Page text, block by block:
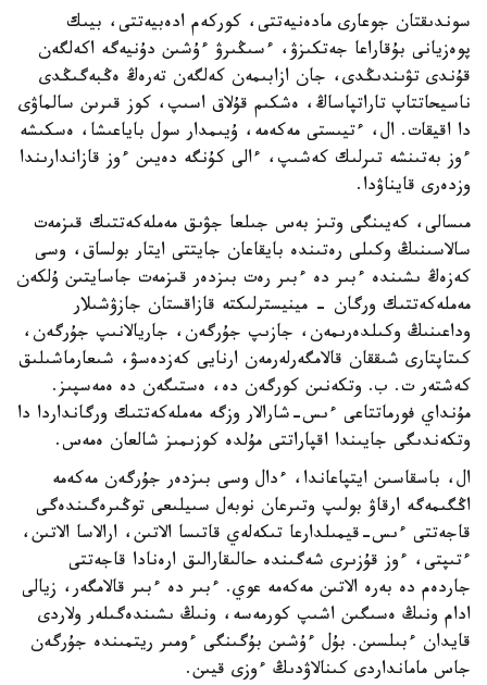
سوندىقتان جوعارى مادەنيەتتى، كوركەم ادەبيەتتى، بيىك
پوەزيانى بۇقاراعا جەتكىزۋ، ءسىڭىرۋ ءۇشىن دۇنيەگە اكەلگەن
قۇندى تۋىندىڭدى، جان ازابىمەن كەلگەن تەرەڭ ەڭبەگىڭدى
ناسيحاتتاپ تاراتپاساڭ، ەشكىم قۇلاق اسىپ، كوز قىرىن سالماۋى
دا اقيقات. ال، ءتيىستى مەكەمە، ۇيىمدار سول باياعىشا، ەسكىشە
ءوز بەتىنشە تىرلىك كەشىپ، ءالى كۇنگە دەيىن ءوز قازاندارىندا
وزدەرى قايناۋدا.
مىسالى، كەيىنگى وتىز بەس جىلعا جۋىق مەملەكەتتىك قىزمەت
سالاسىنىڭ وكىلى رەتىندە بايقاعان جايتتى ايتار بولساق، وسى
كەزەڭ ىشىندە ءبىر دە ءبىر رەت بىزدەر قىزمەت جاسايتىن ۇلكەن
مەملەكەتتىك ورگان - مينيسترلىكتە قازاقستان جازۋشىلار
وداعىنىڭ وكىلدەرىمەن، جازىپ جۇرگەن، جاريالانىپ جۇرگەن،
كىتاپتارى شىققان قالامگەرلەرمەن ارنايى كەزدەسۋ، شىعارماشىلىق
كەشتەر ت. ب. وتكەنىن كورگەن دە، ەستىگەن دە ەمەسپىز.
مۇنداي فورماتتاعى ءىس-شارالار وزگە مەملەكەتتىك ورگانداردا دا
وتكەندىگى جايىندا اقپاراتتى مۇلدە كوزىمىز شالعان ەمەس.
ال، باسقاسىن ايتپاعاندا، ءدال وسى بىزدەر جۇرگەن مەكەمە
اڭگىمەگە ارقاۋ بولىپ وتىرعان نوبەل سىيلىعى توڭىرەگىندەگى
قاجەتتى ءىس-قيمىلدارعا تىكەلەي قاتىسا الاتىن، ارالاسا الاتىن،
ءتىپتى، ءوز قۇزىرى شەگىندە حالىقارالىق ارەنادا قاجەتتى
جاردەم دە بەرە الاتىن مەكەمە عوي. ءبىر دە ءبىر قالامگەر، زيالى
ادام ونىڭ ەسىگىن اشىپ كورمەسە، ونىڭ ىشىندەگىلەر ولاردى
قايدان ءبىلسىن. بۇل ءۇشىن بۇگىنگى ءومىر ريتمىندە جۇرگەن
جاس مامانداردى كىنالاۋدىڭ ءوزى قيىن.